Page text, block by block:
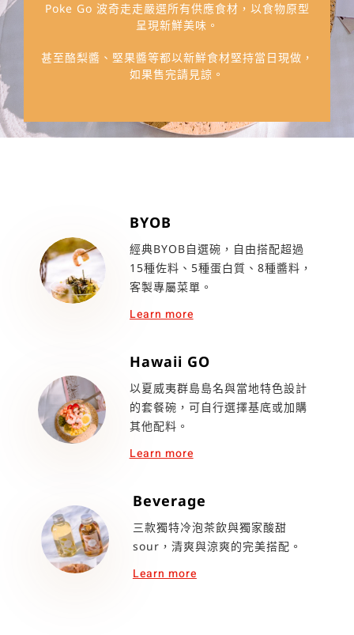
Poke Go 波奇走走嚴選所有供應食材，以食物原型
呈現新鮮美味。
甚至酪梨醬、堅果醬等都以新鮮食材堅持當日現做，
如果售完請見諒。
BYOB
經典BYOB自選碗，自由搭配超過
15種佐料、5種蛋白質、8種醬料，
客製專屬菜單。
Learn more
Hawaii GO
以夏威夷群島島名與當地特色設計
的套餐碗，可自行選擇基底或加購
其他配料。
Learn more
Beverage
三款獨特冷泡茶飲與獨家酸甜
sour，清爽與涼爽的完美搭配。
Learn more